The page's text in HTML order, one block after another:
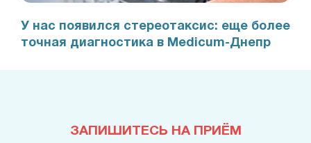
У нас появился стереотаксис: еще более
точная диагностика в Medicum-Днепр
ЗАПИШИТЕСЬ НА ПРИЁМ